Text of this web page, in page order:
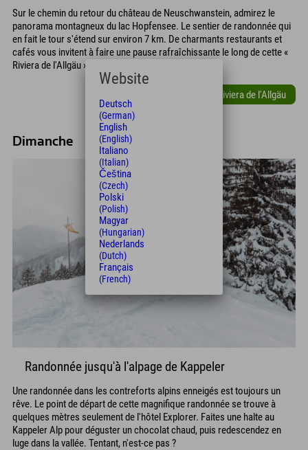
Sur le chemin du retour du château de Neuschwanstein, admirez le
panorama montagneux du lac Hopfensee. Le sentier de randonnée qui
en fait le tour s'étend sur environ 7 km. De charmants restaurants et
cafés vous invitent à faire une pause rafraîchissante le long de cette «
Riviera de l'Allgäu ».
La Riviera de l'Allgäu
Dimanche
Randonnée jusqu'à l'alpage de Kappeler
Une randonnée dans les contreforts alpins enneigés est toujours un
rêve. Le point de départ de cette magnifique randonnée se trouve à
quelques mètres seulement de l'hôtel Explorer. Faites une halte au
Kappeler Alp pour déguster un chocolat chaud, puis redescendez en
luge dans la vallée. Tentant, n'est-ce pas ?
Website
Deutsch
(German)
English
(English)
Italiano
(Italian)
Čeština
(Czech)
Polski
(Polish)
Magyar
(Hungarian)
Nederlands
(Dutch)
Français
(French)